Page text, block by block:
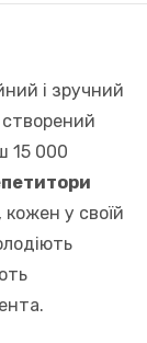
і зручний
створений
15 000
у своїй